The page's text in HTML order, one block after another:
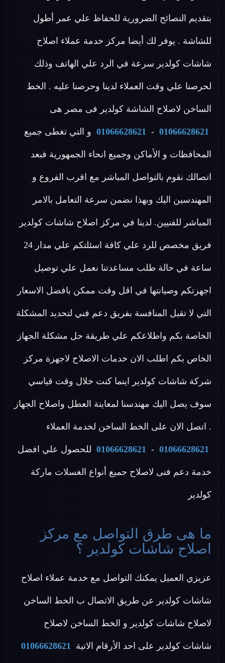
بتقديم النصائح الضرورية للحفاظ علي عمر أطول
للشاشة . يوفر لك أيضا مركز خدمة عملاء اصلاح
شاشات كولدير سرعة في الرد علي الهاتف وذلك
لحرصنا علي وقت العملاء لدينا وحرصنا عليه . الخط
الساخن لاصلاح الشاشة كولدير فى مصر هى
01066628621
-
01066628621 و التي تغطى جميع
المحافظات و الأماكن وجميع انحاء الجمهورية فبعد
اتصالك نقوم بالتواصل المباشر مع اقرب الفروع و
المهندسين اليك وبهذا نضمن سرعة التعامل بالامر
المباشر للفنيين. لدينا في مركز اصلاح شاشات كولدير
فريق مخصص للرد علي كافة اسئلتكم علي مدار 24
ساعة في حالة طلب مساعدتنا نعمل علي توصيل
اجهزتكم وصيانتها في اقل وقت ممكن بافضل الاسعار
التي لا تقبل المنافسة بفريق دعم فني لتحديد المشكلة
الخاصة بكم واطلاعكم علي طريقة حل مشكلة الجهاز
الخاص بكم اطلب الان خدمات الاصلاح لاجهزة مركز
شركة شاشات كولدير اينما كنت خلال وقت قياسي
سوف يصل اليك مهندسنا لمعاينة العطل واصلاح الجهاز
. اتصل الان على الخط الساخن لخدمة العملاء
01066628621
-
01066628621 للحصول علي افضل
خدمة دعم فنى لاصلاح جميع أنواع الغسلات ماركة
كولدير
ما هى طرق التواصل مع مركز
اصلاح شاشات كولدير ؟
عزيزي العميل يمكنك التواصل مع خدمة عملاء اصلاح
شاشات كولدير عن طريق الاتصال ب الخط الساخن
لاصلاح شاشات كولدير و الخط الساخن لاصلاح
شاشات كولدير على احد الأرقام الاتية 01066628621